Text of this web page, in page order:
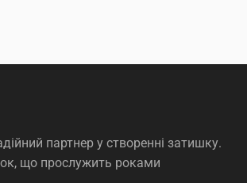
партнер у створенні затишку.
що прослужить роками